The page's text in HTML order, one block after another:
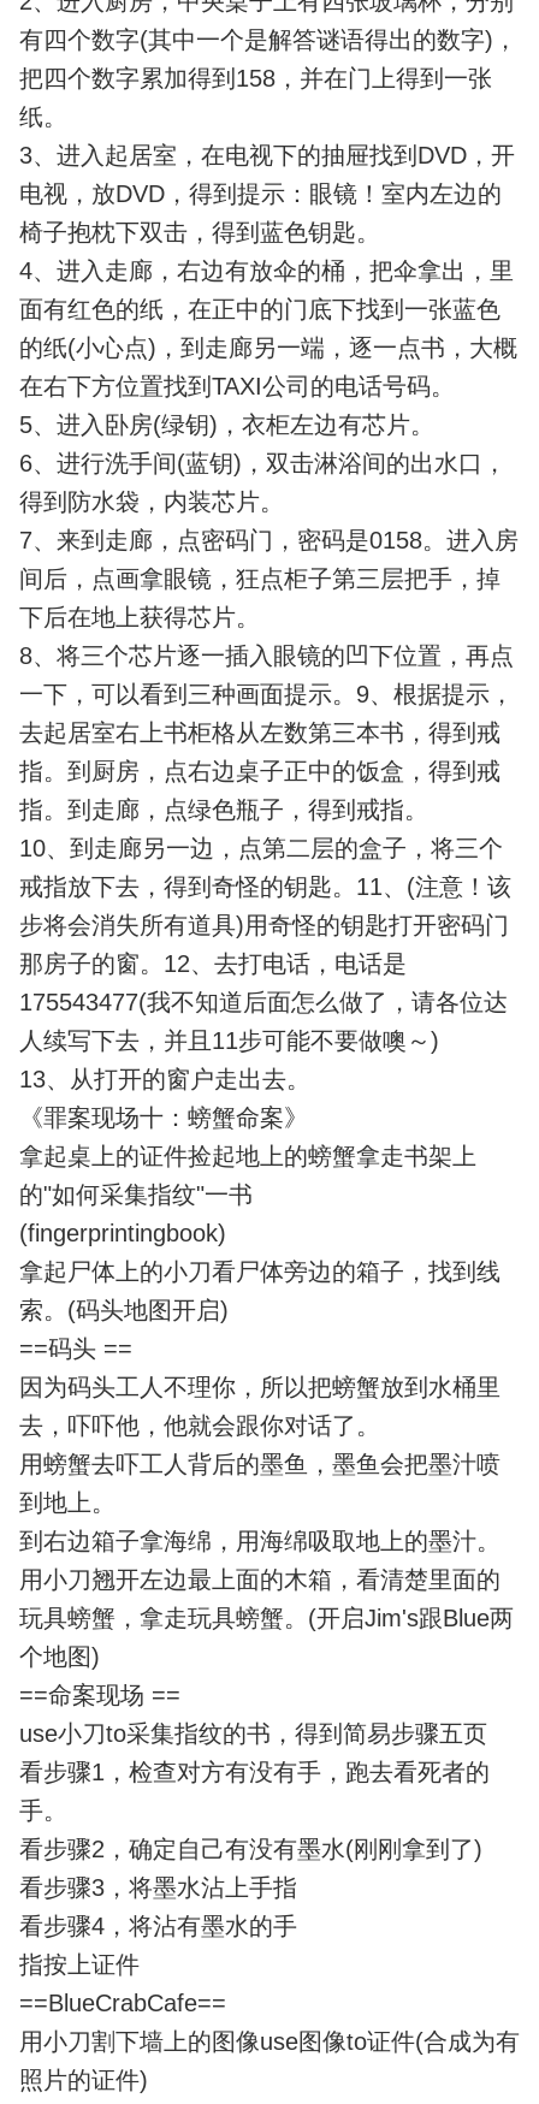
有四个数字(其中一个是解答谜语得出的数字)，
把四个数字累加得到158，并在门上得到一张
纸。
3、进入起居室，在电视下的抽屉找到DVD，开
电视，放DVD，得到提示：眼镜！室内左边的
椅子抱枕下双击，得到蓝色钥匙。
4、进入走廊，右边有放伞的桶，把伞拿出，里
面有红色的纸，在正中的门底下找到一张蓝色
的纸(小心点)，到走廊另一端，逐一点书，大概
在右下方位置找到TAXI公司的电话号码。
5、进入卧房(绿钥)，衣柜左边有芯片。
6、进行洗手间(蓝钥)，双击淋浴间的出水口，
得到防水袋，内装芯片。
7、来到走廊，点密码门，密码是0158。进入房
间后，点画拿眼镜，狂点柜子第三层把手，掉
下后在地上获得芯片。
8、将三个芯片逐一插入眼镜的凹下位置，再点
一下，可以看到三种画面提示。9、根据提示，
去起居室右上书柜格从左数第三本书，得到戒
指。到厨房，点右边桌子正中的饭盒，得到戒
指。到走廊，点绿色瓶子，得到戒指。
10、到走廊另一边，点第二层的盒子，将三个
戒指放下去，得到奇怪的钥匙。11、(注意！该
步将会消失所有道具)用奇怪的钥匙打开密码门
那房子的窗。12、去打电话，电话是
175543477(我不知道后面怎么做了，请各位达
人续写下去，并且11步可能不要做噢～)
13、从打开的窗户走出去。
《罪案现场十：螃蟹命案》
拿起桌上的证件捡起地上的螃蟹拿走书架上
的"如何采集指纹"一书
(fingerprintingbook)
拿起尸体上的小刀看尸体旁边的箱子，找到线
索。(码头地图开启)
==码头 ==
因为码头工人不理你，所以把螃蟹放到水桶里
去，吓吓他，他就会跟你对话了。
用螃蟹去吓工人背后的墨鱼，墨鱼会把墨汁喷
到地上。
到右边箱子拿海绵，用海绵吸取地上的墨汁。
用小刀翘开左边最上面的木箱，看清楚里面的
玩具螃蟹，拿走玩具螃蟹。(开启Jim's跟Blue两
个地图)
==命案现场 ==
use小刀to采集指纹的书，得到简易步骤五页
看步骤1，检查对方有没有手，跑去看死者的
手。
看步骤2，确定自己有没有墨水(刚刚拿到了)
看步骤3，将墨水沾上手指
看步骤4，将沾有墨水的手
指按上证件
==BlueCrabCafe==
用小刀割下墙上的图像use图像to证件(合成为有
照片的证件)